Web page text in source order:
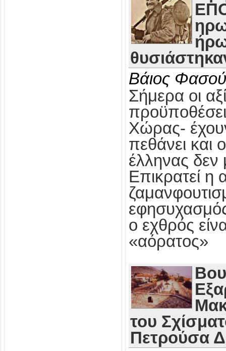
Βάιος
Σήμερα οι
Χώρας-
πεθάνει και
έλληνας δεν
Επικρατεί η
ο εχθρός
«αόρατος»
του
Πετρούσα